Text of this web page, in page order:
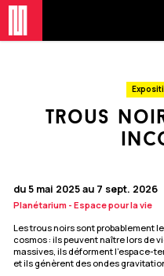
trous
du 5 mai 2025 au 7 sept. 2026
Planétarium - Espace pour la vie
Les trous noirs sont probablement
cosmos : ils peuvent naître lors de
massives, ils déforment l'espace-
et ils génèrent des ondes